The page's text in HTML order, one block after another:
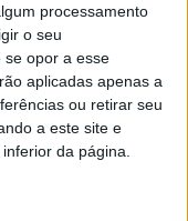
processamento
o seu
se opor a esse
aplicadas apenas a
ou retirar seu
a este site e
da página.